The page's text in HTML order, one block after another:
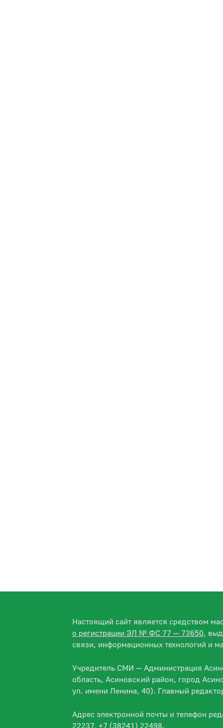
Настоящий сайт является средством
о регистрации ЭЛ № ФС 77 — 73650,
связи, информационных технологий и
Учредитель СМИ — Администрация
область, Асиновский район, город
ул. имени Ленина, 40). Главный
Адрес электронной почты и телефон
22237, +7 (38241) 22498.